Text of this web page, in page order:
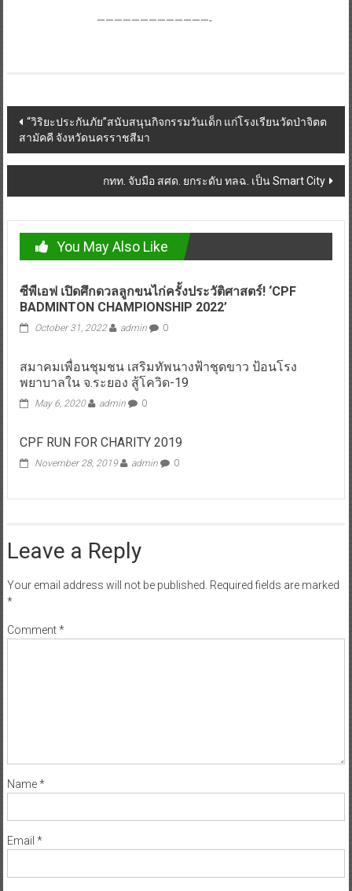
—————————————-
Post
navigation
“วิริยะประกันภัย”สนับสนุนกิจกรรมวันเด็ก แก่โรงเรียนวัดป่าจิตต
สามัคคี จังหวัดนครราชสีมา
กทท. จับมือ สศด. ยกระดับ ทลฉ. เป็น Smart City
You May Also Like
ซีพีเอฟ เปิดศึกดวลลูกขนไก่ครั้งประวัติศาสตร์! ‘CPF
BADMINTON CHAMPIONSHIP 2022’
October 31, 2022 admin 0
สมาคมเพื่อนชุมชน เสริมทัพนางฟ้าชุดขาว ป้อนโรง
พยาบาลใน จ.ระยอง สู้โควิด-19
May 6, 2020 admin 0
CPF RUN FOR CHARITY 2019
November 28, 2019 admin 0
Leave a Reply
Your email address will not be published. Required fields are marked
*
Comment*
Name*
Email *